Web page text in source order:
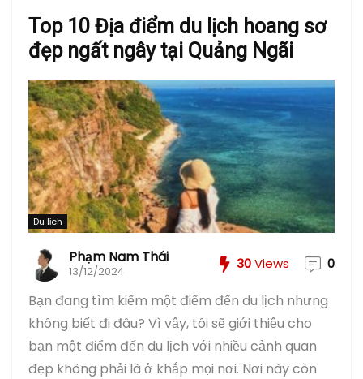
Top 10 Địa điểm du lịch hoang sơ
đẹp ngất ngây tại Quảng Ngãi
Du lịch
Phạm Nam Thái
13/12/2024 30Views 0
Bạn đang tìm kiếm một điểm đến du lịch nhưng
không biết đi đâu? Vì vậy, tôi sẽ giới thiệu cho
bạn một điểm đến du lịch với nhiều cảnh quan
đẹp không phải là ở khắp mọi nơi. Nơi này còn